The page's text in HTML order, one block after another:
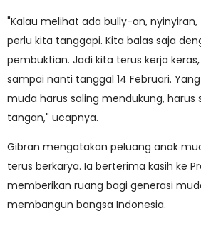
"Kalau melihat ada bully-an,
perlu kita tanggapi. Kita balas saja
pembuktian. Jadi kita terus kerja
sampai nanti tanggal 14 Februari.
muda harus saling mendukung, harus
tangan," ucapnya.
Gibran mengatakan peluang anak
terus berkarya. Ia berterima kasih ke
memberikan ruang bagi generasi
membangun bangsa Indonesia.